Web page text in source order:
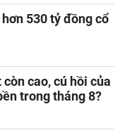
530 tỷ đồng cổ
cao, cú hồi của
trong tháng 8?